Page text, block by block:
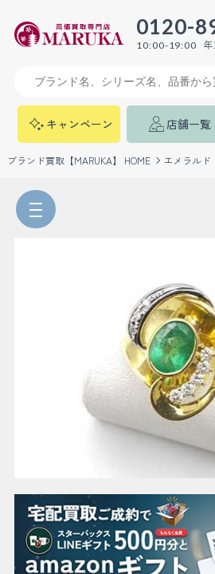
0120-
10:00-19:00
キャンペーン 店舗一覧
ブランド買取【MARUKA】 HOME エメラルド